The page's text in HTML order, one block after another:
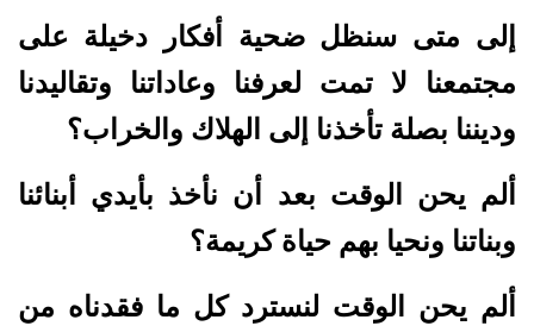
إلى متى سنظل ضحية أفكار دخيلة على
مجتمعنا لا تمت لعرفنا وعاداتنا وتقاليدنا
وديننا بصلة تأخذنا إلى الهلاك والخراب؟
ألم يحن الوقت بعد أن نأخذ بأيدي أبنائنا
وبناتنا ونحيا بهم حياة كريمة؟
ألم يحن الوقت لنسترد كل ما فقدناه من